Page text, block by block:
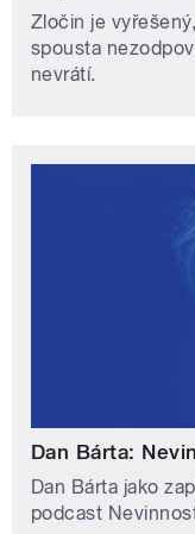
Zločin je
spousta
nevrátí.
Dan Bárta:
Dan Bárta jako
podcast